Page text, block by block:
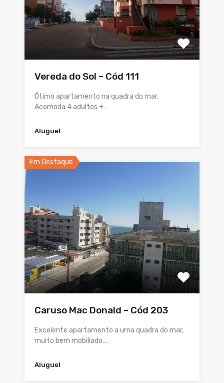
Vereda do Sol – Cód 111
Ótimo apartamento na quadra do mar.
Acomoda 4 adultos +…
Aluguel
Em Destaque
Caruso Mac Donald – Cód 203
Excelente apartamento a uma quadra do mar,
muito bem mobiliado.…
Aluguel